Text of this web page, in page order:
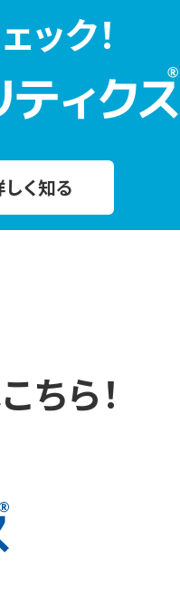
ク！
く知る
ちら！